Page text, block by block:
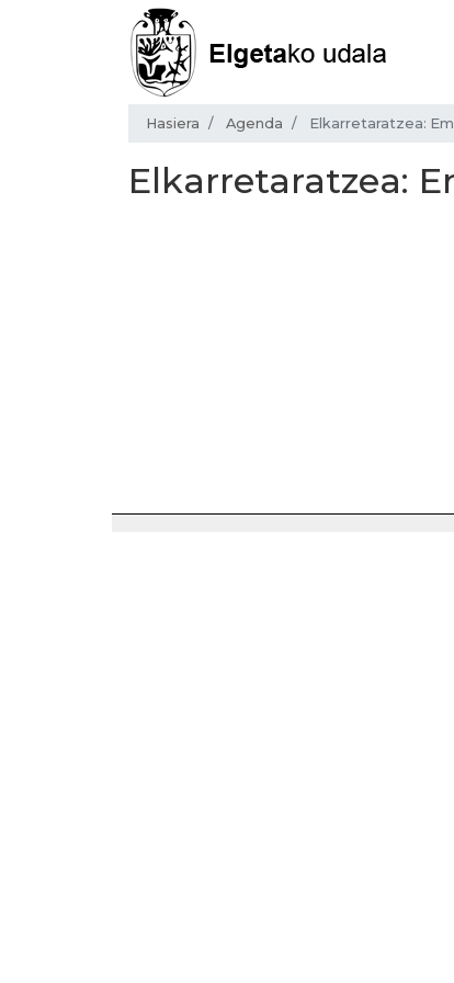
Hasiera Agenda Elkarretaratzea:
Elkarretaratzea: